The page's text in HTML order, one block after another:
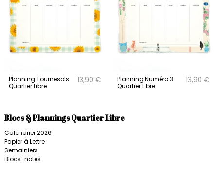
Planning Tournesols
Quartier Libre
13,90 €
Planning Numéro 3
Quartier Libre
13,90 €
Blocs & Plannings Quartier Libre
Calendrier 2026
Papier à Lettre
Semainiers
Blocs-notes